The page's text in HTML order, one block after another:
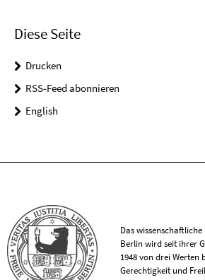
Diese Seite
Drucken
RSS-Feed abonnieren
English
Das
Berlin wird seit ihrer
1948 von drei Werten
Gerechtigkeit und